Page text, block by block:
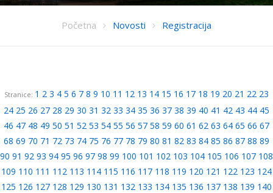
Početna Novosti Registracija
Stranice: 1 2 3 4 5 6 7 8 9 10 11 12 13 14 15 16 17 18 19 20 21 22 23
24 25 26 27 28 29 30 31 32 33 34 35 36 37 38 39 40 41 42 43 44 45
46 47 48 49 50 51 52 53 54 55 56 57 58 59 60 61 62 63 64 65 66 67
68 69 70 71 72 73 74 75 76 77 78 79 80 81 82 83 84 85 86 87 88 89
90 91 92 93 94 95 96 97 98 99 100 101 102 103 104 105 106 107 108
109 110 111 112 113 114 115 116 117 118 119 120 121 122 123 124
125 126 127 128 129 130 131 132 133 134 135 136 137 138 139 140